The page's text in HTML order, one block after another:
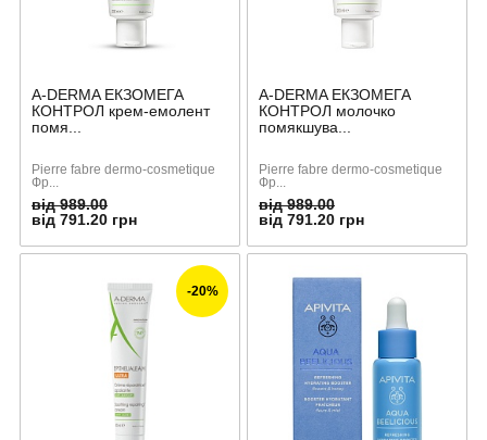
A-DERMA ЕКЗОМЕГА
КОНТРОЛ крем-емолент
помя...
Pierre fabre dermo-cosmetique
Фр...
від 989.00
від 791.20 грн
A-DERMA ЕКЗОМЕГА
КОНТРОЛ молочко
помякшува...
Pierre fabre dermo-cosmetique
Фр...
від 989.00
від 791.20 грн
-20%